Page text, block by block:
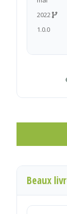
2022
1.0.0
Beaux